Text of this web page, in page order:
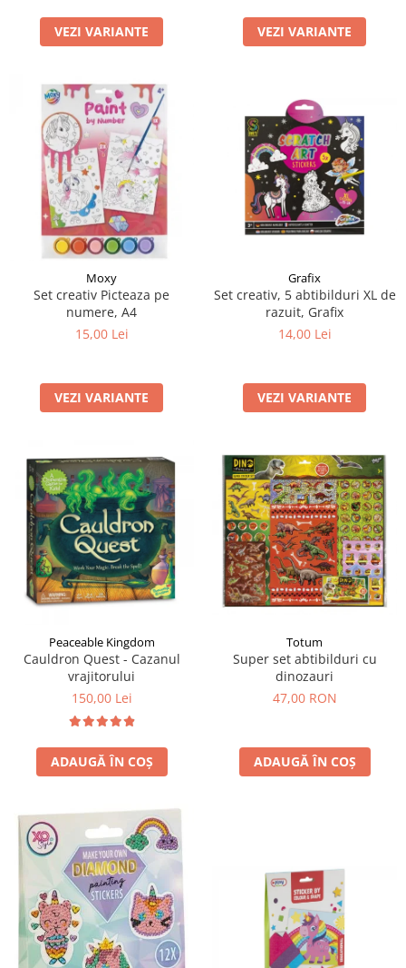
LEGO Art
LEGO Creator Expert
LEGO Ideas
LEGO Speed Champions
VEZI VARIANTE VEZI VARIANTE
Moxy
Set creativ Picteaza pe
numere, A4
15,00 Lei
VEZI VARIANTE
Grafix
Set creativ, 5 abtibilduri XL de
razuit, Grafix
14,00 Lei
VEZI VARIANTE
Peaceable Kingdom
Cauldron Quest - Cazanul
vrajitorului
150,00 Lei
ADAUGĂ ÎN COȘ
Totum
Super set abtibilduri cu
dinozauri
47,00 RON
ADAUGĂ ÎN COȘ